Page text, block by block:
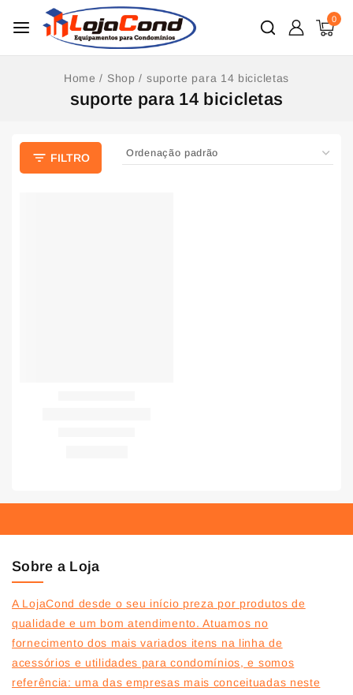
0
Home / Shop / suporte para 14 bicicletas
suporte para 14 bicicletas
FILTRO
Sobre a Loja
A LojaCond desde o seu início preza por produtos de
qualidade e um bom atendimento. Atuamos no
fornecimento dos mais variados itens na linha de
acessórios e utilidades para condomínios, e somos
referência: uma das empresas mais conceituadas neste